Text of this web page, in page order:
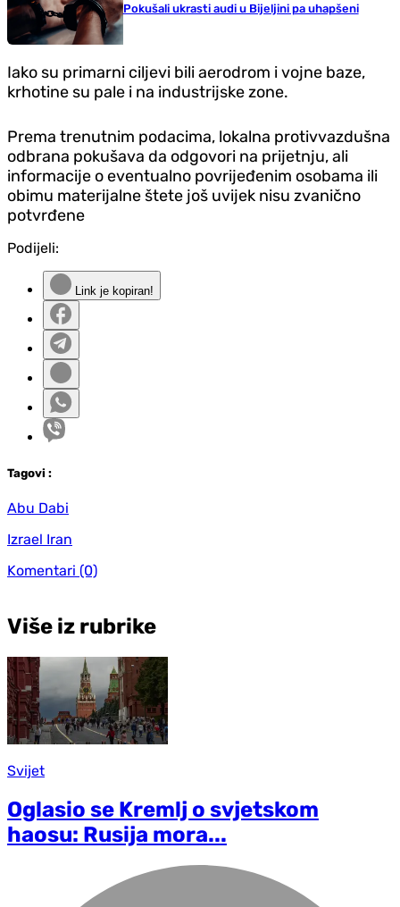
Pokušali ukrasti audi u Bijeljini pa uhapšeni
Iako su primarni ciljevi bili aerodrom i vojne baze,
krhotine su pale i na industrijske zone.
Prema trenutnim podacima, lokalna protivvazdušna
odbrana pokušava da odgovori na prijetnju, ali
informacije o eventualno povrijeđenim osobama ili
obimu materijalne štete još uvijek nisu zvanično
potvrđene
Podijeli:
Link je kopiran!
Tagovi :
Abu Dabi
Izrael Iran
Komentari (0)
Više iz rubrike
Svijet
Oglasio se Kremlj o svjetskom
haosu: Rusija mora...